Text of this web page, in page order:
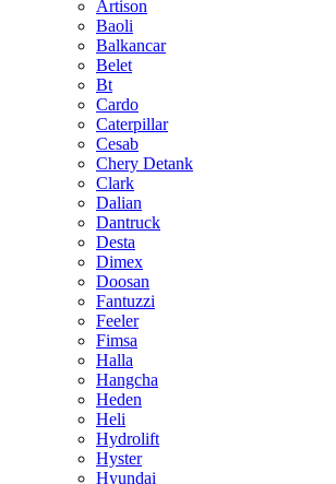
Artison
Baoli
Balkancar
Belet
Bt
Cardo
Caterpillar
Cesab
Chery Detank
Clark
Dalian
Dantruck
Desta
Dimex
Doosan
Fantuzzi
Feeler
Fimsa
Halla
Hangcha
Heden
Heli
Hydrolift
Hyster
Hyundai